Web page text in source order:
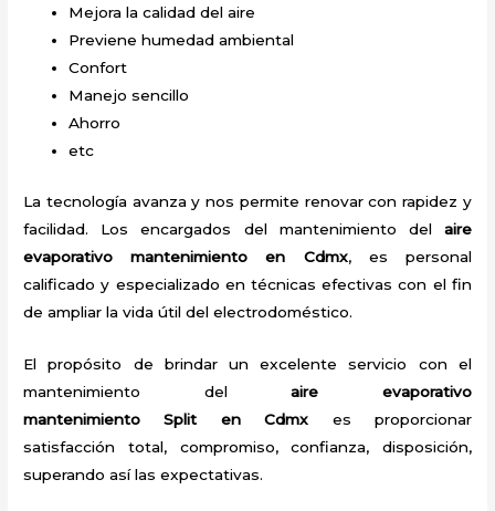
Mejora la calidad del aire
Previene humedad ambiental
Confort
Manejo sencillo
Ahorro
etc
La tecnología avanza y nos permite renovar con rapidez y
facilidad. Los encargados del mantenimiento del aire
evaporativo mantenimiento en Cdmx, es personal
calificado y especializado en técnicas efectivas con el fin
de ampliar la vida útil del electrodoméstico.
El propósito de brindar un excelente servicio con el
mantenimiento delaire evaporativo
mantenimiento Split en Cdmx es proporcionar
satisfacción total, compromiso, confianza, disposición,
superando así las expectativas.